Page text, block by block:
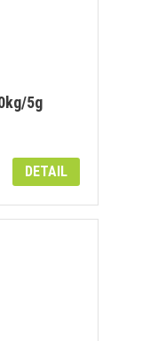
5g
DETAIL